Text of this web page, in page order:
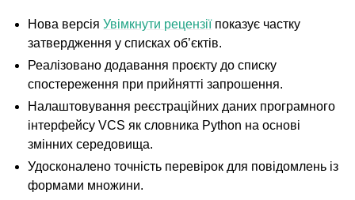
Нова версіяУвімкнути рецензіїпоказує частку
затвердження у списках об’єктів.
Реалізовано додавання проєкту до списку
спостереження при прийнятті запрошення.
Налаштовування реєстраційних даних програмного
інтерфейсу VCS як словника Python на основі
змінних середовища.
Удосконалено точність перевірок для повідомлень із
формами множини.